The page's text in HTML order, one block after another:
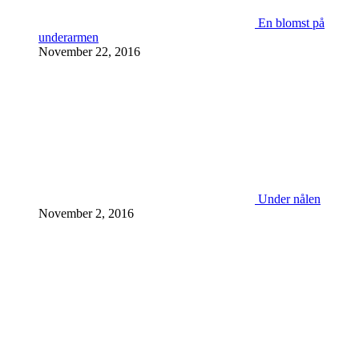
En blomst på
underarmen
November 22, 2016
Under nålen
November 2, 2016